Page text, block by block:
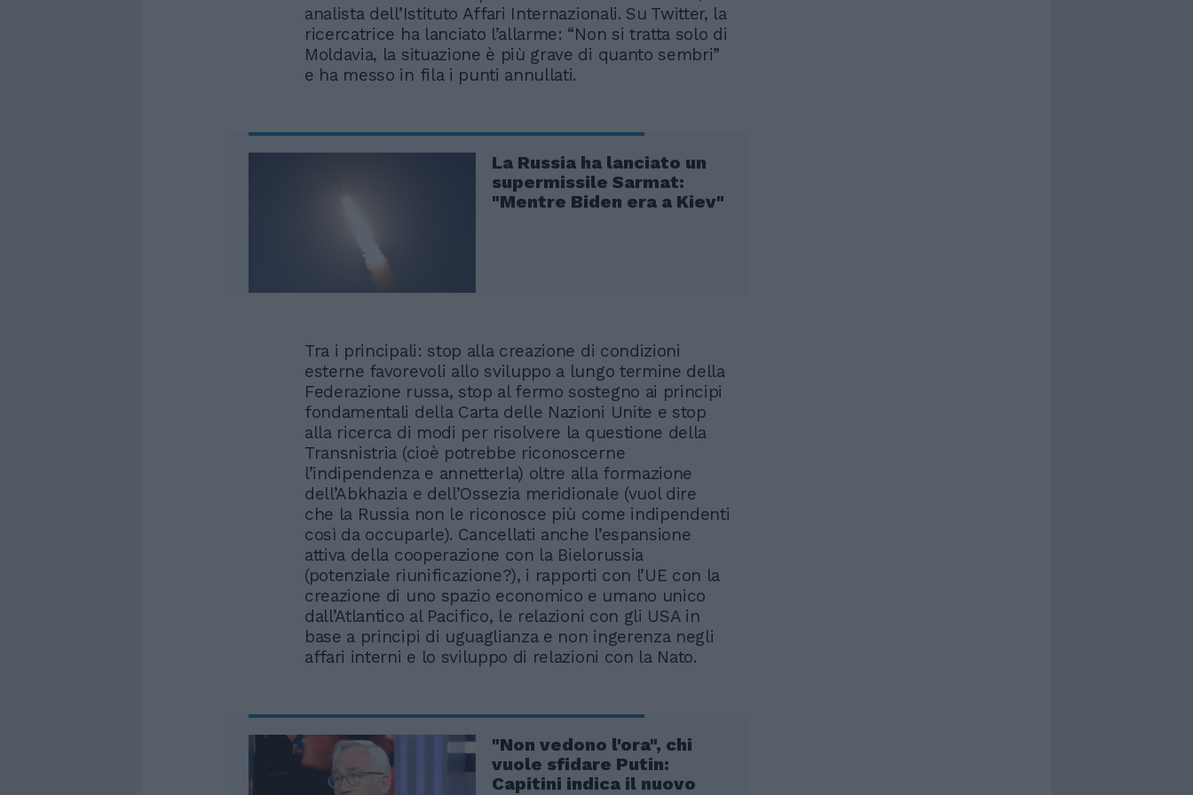
analista dell’Istituto Affari Internazionali. Su Twitter, la
ricercatrice ha lanciato l’allarme: “Non si tratta solo di
Moldavia, la situazione è più grave di quanto sembri”
e ha messo in fila i punti annullati.
La Russia ha lanciato un
supermissile Sarmat:
"Mentre Biden era a Kiev"
Tra i principali: stop alla creazione di condizioni
esterne favorevoli allo sviluppo a lungo termine della
Federazione russa, stop al fermo sostegno ai principi
fondamentali della Carta delle Nazioni Unite e stop
alla ricerca di modi per risolvere la questione della
Transnistria (cioè potrebbe riconoscerne
l’indipendenza e annetterla) oltre alla formazione
dell’Abkhazia e dell’Ossezia meridionale (vuol dire
che la Russia non le riconosce più come indipendenti
così da occuparle). Cancellati anche l’espansione
attiva della cooperazione con la Bielorussia
(potenziale riunificazione?), i rapporti con l’UE con la
creazione di uno spazio economico e umano unico
dall’Atlantico al Pacifico, le relazioni con gli USA in
base a principi di uguaglianza e non ingerenza negli
affari interni e lo sviluppo di relazioni con la Nato.
"Non vedono l'ora", chi
vuole sfidare Putin:
Capitini indica il nuovo